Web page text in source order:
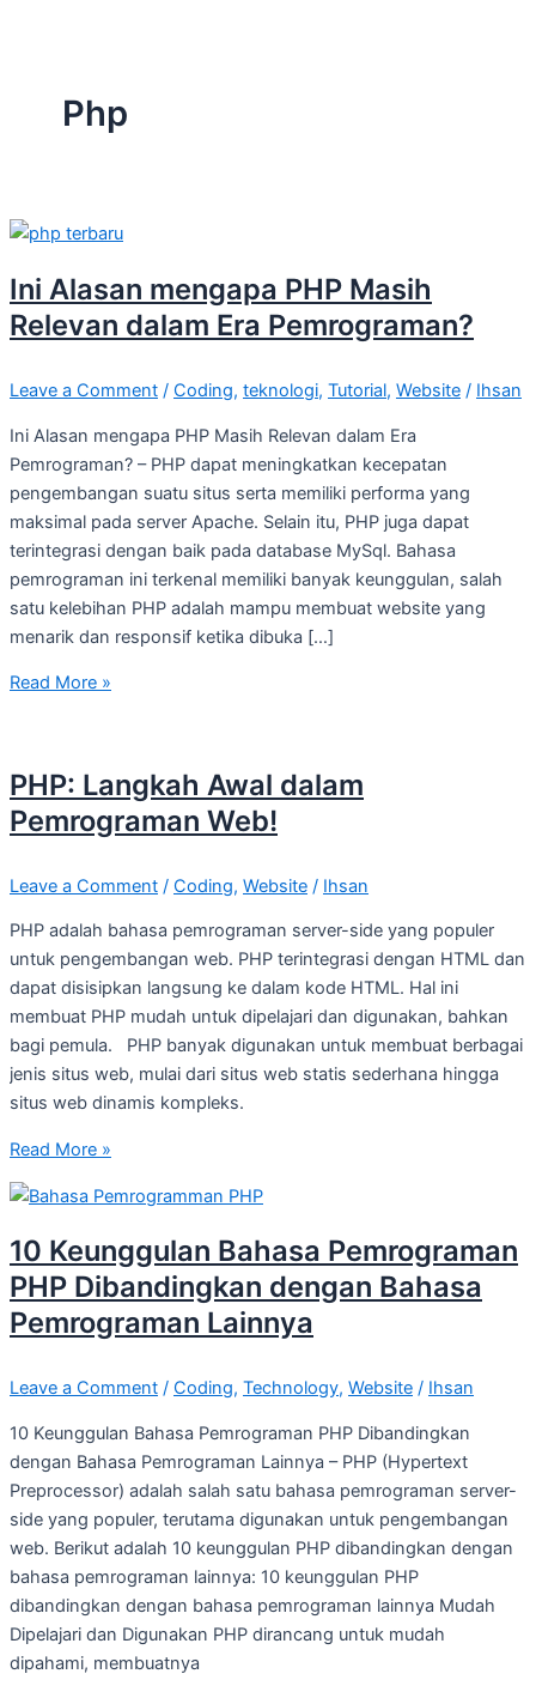
Php
Ini Alasan mengapa PHP Masih
Relevan dalam Era Pemrograman?
Leave a Comment / Coding, teknologi, Tutorial, Website / Ihsan
Ini Alasan mengapa PHP Masih Relevan dalam Era
Pemrograman? – PHP dapat meningkatkan kecepatan
pengembangan suatu situs serta memiliki performa yang
maksimal pada server Apache. Selain itu, PHP juga dapat
terintegrasi dengan baik pada database MySql. Bahasa
pemrograman ini terkenal memiliki banyak keunggulan, salah
satu kelebihan PHP adalah mampu membuat website yang
menarik dan responsif ketika dibuka […]
Read More »
PHP: Langkah Awal dalam
Pemrograman Web!
Leave a Comment / Coding, Website / Ihsan
PHP adalah bahasa pemrograman server-side yang populer
untuk pengembangan web. PHP terintegrasi dengan HTML dan
dapat disisipkan langsung ke dalam kode HTML. Hal ini
membuat PHP mudah untuk dipelajari dan digunakan, bahkan
bagi pemula. PHP banyak digunakan untuk membuat berbagai
jenis situs web, mulai dari situs web statis sederhana hingga
situs web dinamis kompleks.
Read More »
10 Keunggulan Bahasa Pemrograman
PHP Dibandingkan dengan Bahasa
Pemrograman Lainnya
Leave a Comment / Coding, Technology, Website / Ihsan
10 Keunggulan Bahasa Pemrograman PHP Dibandingkan
dengan Bahasa Pemrograman Lainnya – PHP (Hypertext
Preprocessor) adalah salah satu bahasa pemrograman server-
side yang populer, terutama digunakan untuk pengembangan
web. Berikut adalah 10 keunggulan PHP dibandingkan dengan
bahasa pemrograman lainnya: 10 keunggulan PHP
dibandingkan dengan bahasa pemrograman lainnya Mudah
Dipelajari dan Digunakan PHP dirancang untuk mudah
dipahami, membuatnya